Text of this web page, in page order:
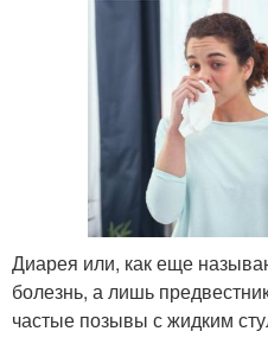
Диарея или, как еще
болезнь, а лишь
частые позывы с жидким